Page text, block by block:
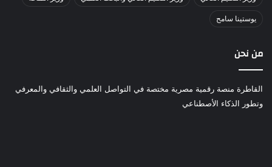
يوستينا سامح
من نحن
القاطرة منصة رقمية مصرية مختصة في التواصل العلمي والثقافي والمعرفي
وتطور الذكاء الأصطناعي